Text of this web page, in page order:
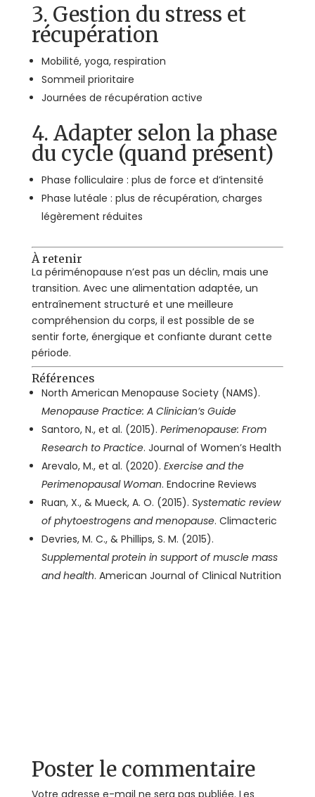
3. Gestion du stress et
récupération
Mobilité, yoga, respiration
Sommeil prioritaire
Journées de récupération active
4. Adapter selon la phase
du cycle (quand présent)
Phase folliculaire : plus de force et d’intensité
Phase lutéale : plus de récupération, charges
légèrement réduites
À retenir
La périménopause n’est pas un déclin, mais une
transition. Avec une alimentation adaptée, un
entraînement structuré et une meilleure
compréhension du corps, il est possible de se
sentir forte, énergique et confiante durant cette
période.
Références
North American Menopause Society (NAMS).
Menopause Practice: A Clinician’s Guide
Santoro, N., et al. (2015). Perimenopause: From
Research to Practice. Journal of Women’s Health
Arevalo, M., et al. (2020). Exercise and the
Perimenopausal Woman. Endocrine Reviews
Ruan, X., & Mueck, A. O. (2015). Systematic review
of phytoestrogens and menopause. Climacteric
Devries, M. C., & Phillips, S. M. (2015).
Supplemental protein in support of muscle mass
and health. American Journal of Clinical Nutrition
Poster le commentaire
Votre adresse e-mail ne sera pas publiée. Les